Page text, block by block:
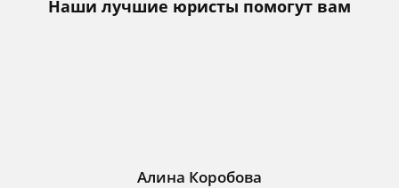
Наши лучшие юристы помогут вам
Алина Коробова